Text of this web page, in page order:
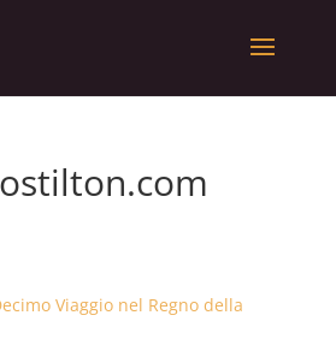
Viaggio nel Regno della